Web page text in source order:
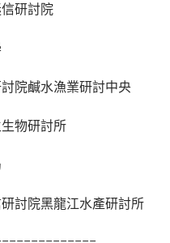
研討院
院鹹水漁業研討中央
物研討所
討院黑龍江水產研討所